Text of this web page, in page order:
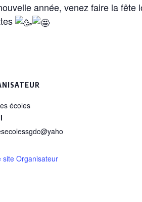
année, venez faire la fête
écoles
site Organisateur